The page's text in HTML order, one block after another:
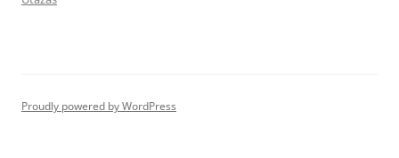
Proudly powered by WordPress